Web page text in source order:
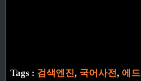
Tags : 검색엔진, 국어사전, 에